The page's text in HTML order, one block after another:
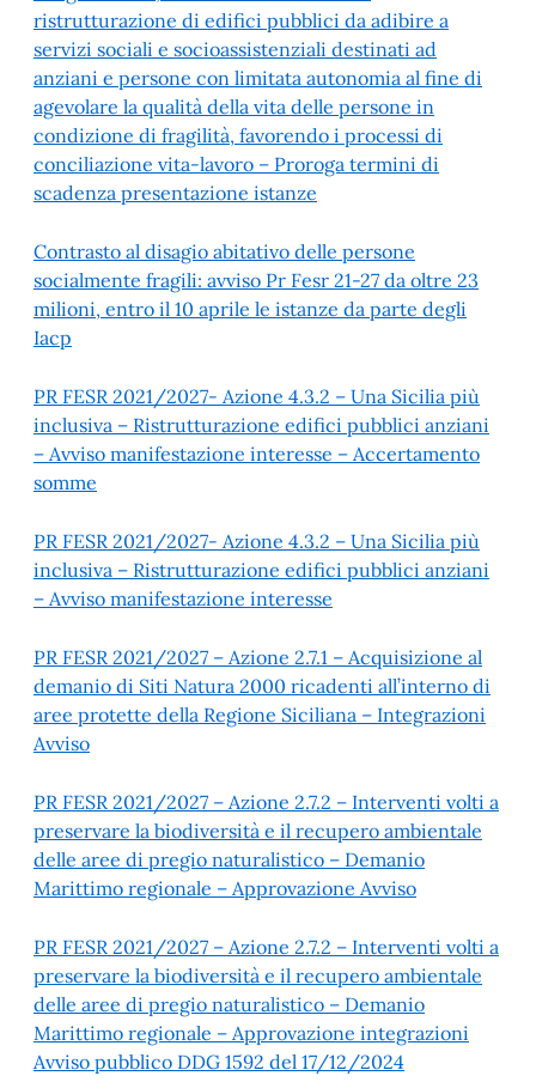
ristrutturazione di edifici pubblici da adibire a
servizi sociali e socioassistenziali destinati ad
anziani e persone con limitata autonomia al fine di
agevolare la qualità della vita delle persone in
condizione di fragilità, favorendo i processi di
conciliazione vita-lavoro – Proroga termini di
scadenza presentazione istanze
Contrasto al disagio abitativo delle persone
socialmente fragili: avviso Pr Fesr 21-27 da oltre 23
milioni, entro il 10 aprile le istanze da parte degli
Iacp
PR FESR 2021/2027- Azione 4.3.2 – Una Sicilia più
inclusiva – Ristrutturazione edifici pubblici anziani
– Avviso manifestazione interesse – Accertamento
somme
PR FESR 2021/2027- Azione 4.3.2 – Una Sicilia più
inclusiva – Ristrutturazione edifici pubblici anziani
– Avviso manifestazione interesse
PR FESR 2021/2027 – Azione 2.7.1 – Acquisizione al
demanio di Siti Natura 2000 ricadenti all’interno di
aree protette della Regione Siciliana – Integrazioni
Avviso
PR FESR 2021/2027 – Azione 2.7.2 – Interventi volti a
preservare la biodiversità e il recupero ambientale
delle aree di pregio naturalistico – Demanio
Marittimo regionale – Approvazione Avviso
PR FESR 2021/2027 – Azione 2.7.2 – Interventi volti a
preservare la biodiversità e il recupero ambientale
delle aree di pregio naturalistico – Demanio
Marittimo regionale – Approvazione integrazioni
Avviso pubblico DDG 1592 del 17/12/2024